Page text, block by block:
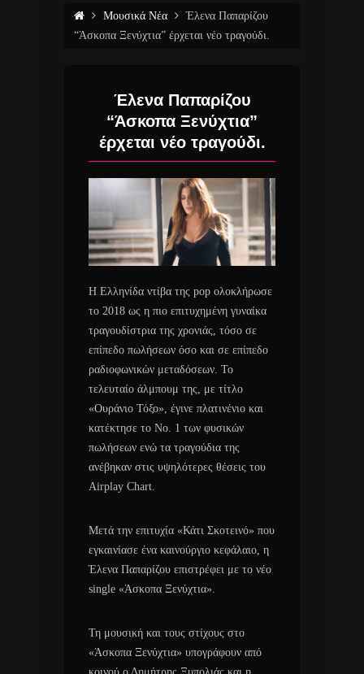
Μουσικά Νέα
Έλενα Παπαρίζου
“Άσκοπα Ξενύχτια” έρχεται νέο τραγούδι.
Έλενα Παπαρίζου
“Άσκοπα Ξενύχτια”
έρχεται νέο τραγούδι.
Η Ελληνίδα ντίβα της pop ολοκλήρωσε
το 2018 ως η πιο επιτυχημένη γυναίκα
τραγουδίστρια της χρονιάς, τόσο σε
επίπεδο πωλήσεων όσο και σε επίπεδο
ραδιοφωνικών μεταδόσεων. Το
τελευταίο άλμπουμ της, με τίτλο
«Ουράνιο Τόξο», έγινε πλατινένιο και
κατέκτησε το Νο. 1 των φυσικών
πωλήσεων ενώ τα τραγούδια της
ανέβηκαν στις υψηλότερες θέσεις του
Airplay Chart.
Μετά την επιτυχία «Κάτι Σκοτεινό» που
εγκαινίασε ένα καινούργιο κεφάλαιο, η
Έλενα Παπαρίζου επιστρέφει με το νέο
single «Άσκοπα Ξενύχτια».
Τη μουσική και τους στίχους στο
«Άσκοπα Ξενύχτια» υπογράφουν από